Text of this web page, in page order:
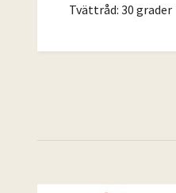
Tvättråd: 30 grader